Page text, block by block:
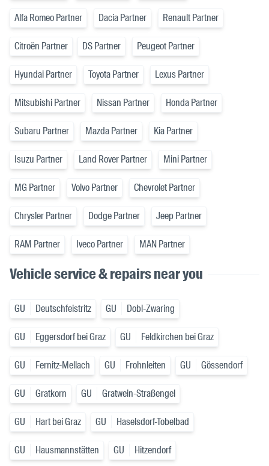
Alfa Romeo Partner Dacia Partner Renault Partner
Citroën Partner DS Partner Peugeot Partner
Hyundai Partner Toyota Partner Lexus Partner
Mitsubishi Partner Nissan Partner Honda Partner
Subaru Partner Mazda Partner Kia Partner
Isuzu Partner Land Rover Partner Mini Partner
MG Partner Volvo Partner Chevrolet Partner
Chrysler Partner Dodge Partner Jeep Partner
RAM Partner Iveco Partner MAN Partner
Vehicle service & repairs near you
GU Deutschfeistritz GU Dobl-Zwaring
GU Eggersdorf bei Graz GU Feldkirchen bei Graz
GU Fernitz-Mellach GU Frohnleiten GU Gössendorf
GU Gratkorn GU Gratwein-Straßengel
GU Hart bei Graz GU Haselsdorf-Tobelbad
GU Hausmannstätten GU Hitzendorf